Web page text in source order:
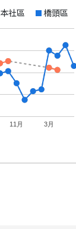
本社區 橋頭區
11月 3月